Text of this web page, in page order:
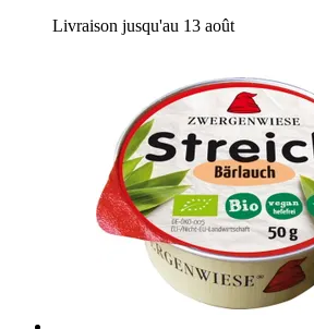
Livraison jusqu'au 13 août